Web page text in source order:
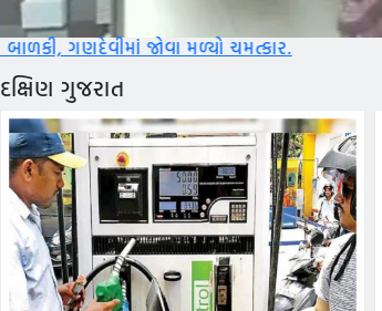
મળ્યો ચમત્કાર.
દક્ષિણ ગુજરાત